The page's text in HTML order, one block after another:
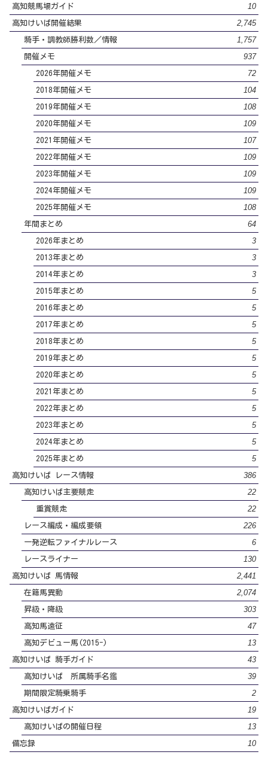
高知競馬場ガイド 10
高知けいば開催結果 2,745
騎手・調教師勝利数／情報 1,757
開催メモ 937
2026年開催メモ 72
2018年開催メモ 104
2019年開催メモ 108
2020年開催メモ 109
2021年開催メモ 107
2022年開催メモ 109
2023年開催メモ 109
2024年開催メモ 109
2025年開催メモ 108
年間まとめ 64
2026年まとめ 3
2013年まとめ 3
2014年まとめ 3
2015年まとめ 5
2016年まとめ 5
2017年まとめ 5
2018年まとめ 5
2019年まとめ 5
2020年まとめ 5
2021年まとめ 5
2022年まとめ 5
2023年まとめ 5
2024年まとめ 5
2025年まとめ 5
高知けいば レース情報 386
高知けいば主要競走 22
重賞競走 22
レース編成・編成要領 226
一発逆転ファイナルレース 6
レースライナー 130
高知けいば 馬情報 2,441
在籍馬異動 2,074
昇級・降級 303
高知馬遠征 47
高知デビュー馬(2015-) 13
高知けいば 騎手ガイド 43
高知けいば 所属騎手名鑑 39
期間限定騎乗騎手 2
高知けいばガイド 19
高知けいばの開催日程 13
備忘録 10